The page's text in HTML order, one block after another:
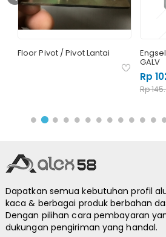
Floor Pivot / Pivot Lantai
GALV
Rp
Rp
Dapatkan semua kebutuhan profil
kaca & berbagai produk berbahan
Dengan pilihan cara pembayaran
dukungan pengiriman yang handal.